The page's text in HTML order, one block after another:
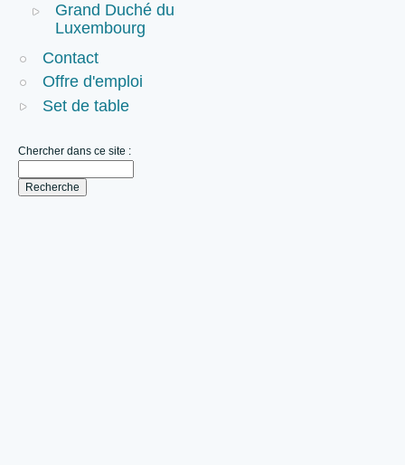
Grand Duché du
Luxembourg
Contact
Offre d'emploi
Set de table
Chercher dans ce site :